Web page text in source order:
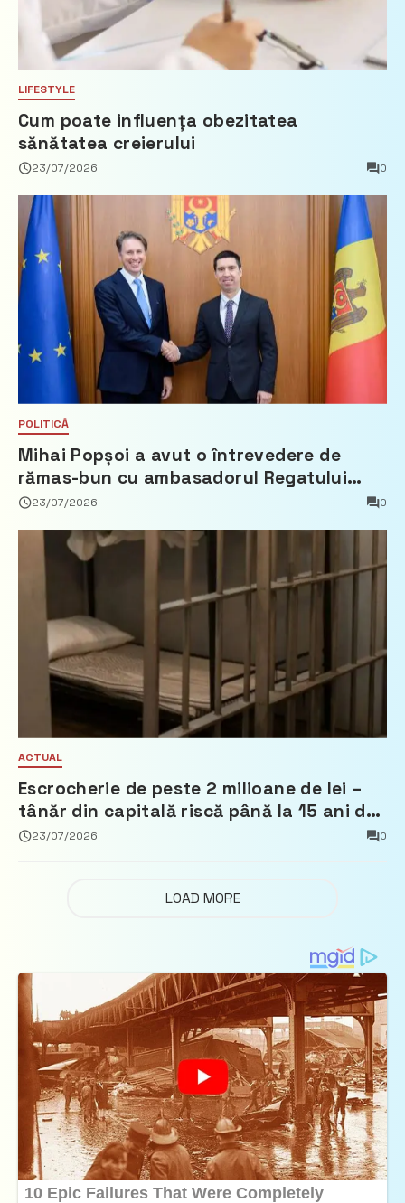
LIFESTYLE
Cum poate influența obezitatea
sănătatea creierului
23/07/2026 0
POLITICĂ
Mihai Popșoi a avut o întrevedere de
rămas-bun cu ambasadorul Regatului
Țărilor de Jos, Fred Duijn
23/07/2026 0
ACTUAL
Escrocherie de peste 2 milioane de lei –
tânăr din capitală riscă până la 15 ani de
închisoare
23/07/2026 0
LOAD MORE